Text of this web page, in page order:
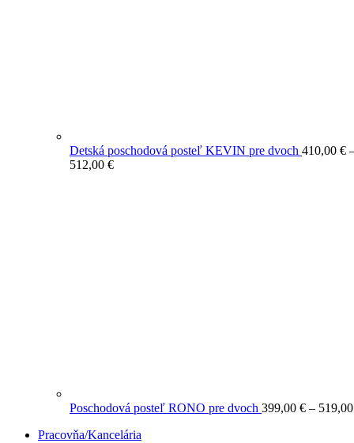
Detská poschodová posteľ KEVIN pre dvoch 410,00 €
512,00 €Price
Poschodová posteľ RONO pre dvoch 399,00 € –
Pracovňa/Kancelária